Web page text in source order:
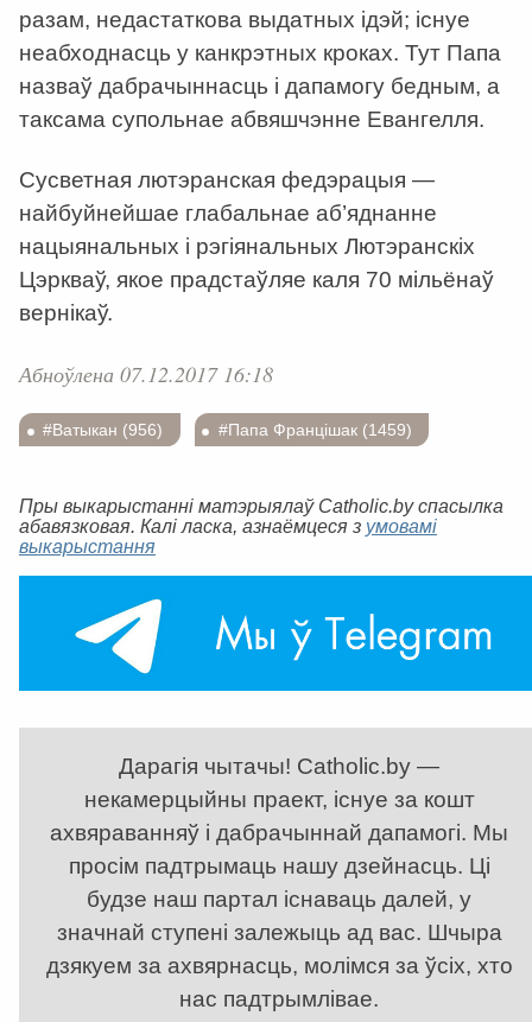
разам, недастаткова выдатных ідэй; існуе
неабходнасць у канкрэтных кроках. Тут Папа
назваў дабрачыннасць і дапамогу бедным, а
таксама супольнае абвяшчэнне Евангелля.
Сусветная лютэранская федэрацыя —
найбуйнейшае глабальнае аб’яднанне
нацыянальных і рэгіянальных Лютэранскіх
Цэркваў, якое прадстаўляе каля 70 мільёнаў
вернікаў.
Абноўлена 07.12.2017 16:18
#Ватыкан (956) #Папа Францішак (1459)
Пры выкарыстанні матэрыялаў Catholic.by спасылка
абавязковая. Калі ласка, азнаёмцеся з умовамі
выкарыстання
Дарагія чытачы! Catholic.by —
некамерцыйны праект, існуе за кошт
ахвяраванняў і дабрачыннай дапамогі. Мы
просім падтрымаць нашу дзейнасць. Ці
будзе наш партал існаваць далей, у
значнай ступені залежыць ад вас. Шчыра
дзякуем за ахвярнасць, молімся за ўсіх, хто
нас падтрымлівае.